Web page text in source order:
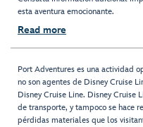
esta aventura emocionante.
Read more
Port Adventures es una actividad
no son agentes de Disney Cruise
Disney Cruise Line. Disney Cruise
de transporte, y tampoco se hace
pérdidas materiales que los